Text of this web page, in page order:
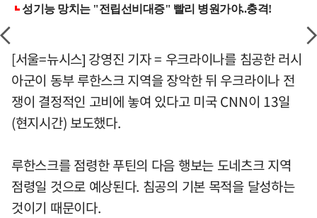
[서울=뉴시스] 강영진 기자 = 우크라이나를 침공한 러시
아군이 동부 루한스크 지역을 장악한 뒤 우크라이나 전
쟁이 결정적인 고비에 놓여 있다고 미국 CNN이 13일
(현지시간) 보도했다.
루한스크를 점령한 푸틴의 다음 행보는 도네츠크 지역
점령일 것으로 예상된다. 침공의 기본 목적을 달성하는
것이기 때문이다.